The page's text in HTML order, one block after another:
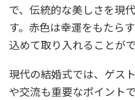
で、伝統的な美しさを現
す。赤色は幸運をもたら
込めて取り入れることがで
現代の結婚式では、ゲス
や交流も重要なポイント